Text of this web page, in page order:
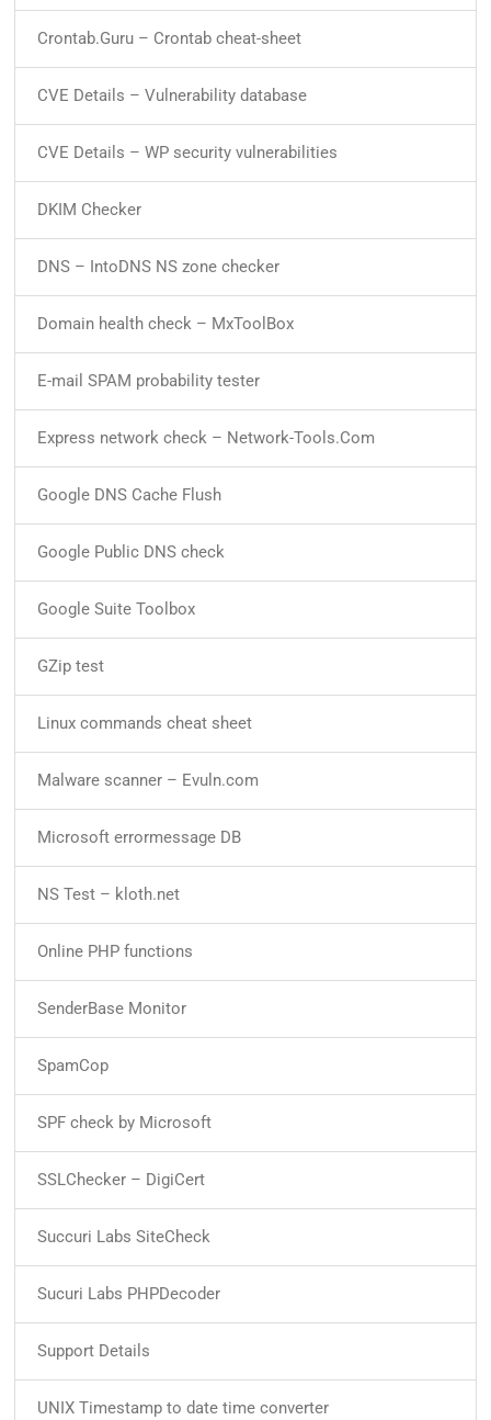
Crontab.Guru – Crontab cheat-sheet
CVE Details – Vulnerability database
CVE Details – WP security vulnerabilities
DKIM Checker
DNS – IntoDNS NS zone checker
Domain health check – MxToolBox
E-mail SPAM probability tester
Express network check – Network-Tools.Com
Google DNS Cache Flush
Google Public DNS check
Google Suite Toolbox
GZip test
Linux commands cheat sheet
Malware scanner – Evuln.com
Microsoft errormessage DB
NS Test – kloth.net
Online PHP functions
SenderBase Monitor
SpamCop
SPF check by Microsoft
SSLChecker – DigiCert
Succuri Labs SiteCheck
Sucuri Labs PHPDecoder
Support Details
UNIX Timestamp to date time converter